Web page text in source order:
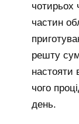
чотирьох
частин
решту
настояти
чого
день.